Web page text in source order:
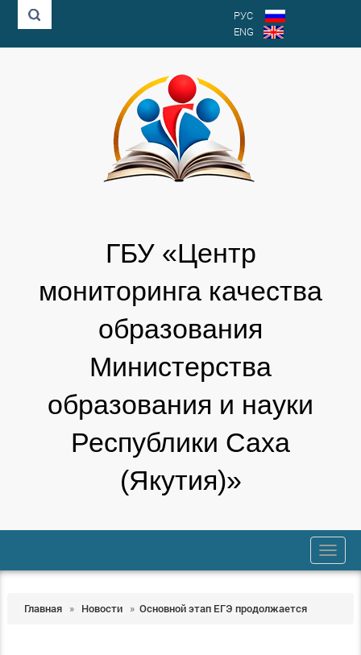
РУС
ENG
ГБУ «Центр
мониторинга качества
образования
Министерства
образования и науки
Республики Саха
(Якутия)»
trk
Главная » Новости » Основной этап ЕГЭ продолжается